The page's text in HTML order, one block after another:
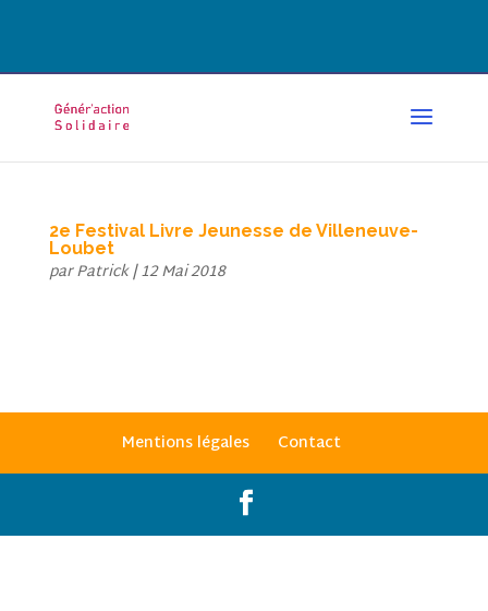
2e Festival Livre Jeunesse de Villeneuve-
Loubet
parPatrick|12 Mai 2018
Mentions légales Contact